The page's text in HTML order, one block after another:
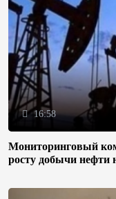
16:58
Мониторинговый
росту добычи нефти